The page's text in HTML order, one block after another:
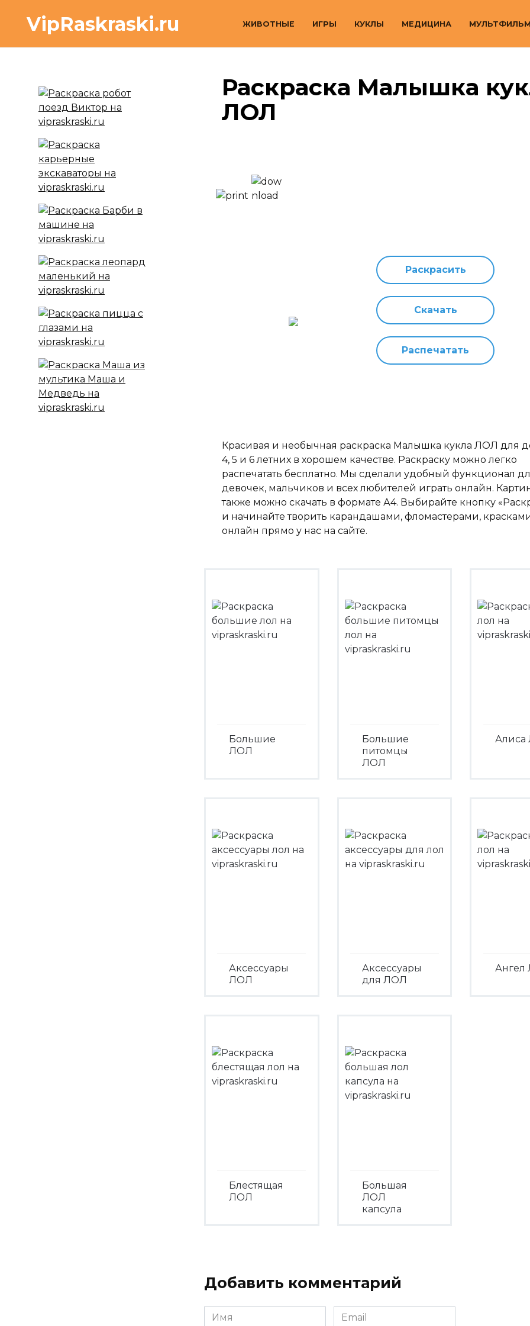
содержанию
VipRaskraski.ru ЖИВОТНЫЕ ИГРЫ КУКЛЫ МЕДИЦИНА
Раскраска Малышка
ЛОЛ
Раскрасить
Скачать
Распечатать
Красивая и необычная раскраска Малышка кукла ЛОЛ для
4, 5 и 6 летних в хорошем качестве. Раскраску можно легко
распечатать бесплатно. Мы сделали удобный функционал
девочек, мальчиков и всех любителей играть онлайн.
также можно скачать в формате А4. Выбирайте кнопку
и начинайте творить карандашами, фломастерами,
онлайн прямо у нас на сайте.
Большие
ЛОЛ
Большие
питомцы
ЛОЛ
Аксессуары
ЛОЛ
Аксессуары
для ЛОЛ
Ангел
Блестящая
ЛОЛ
Большая
ЛОЛ
капсула
Добавить комментарий
Имя
Email